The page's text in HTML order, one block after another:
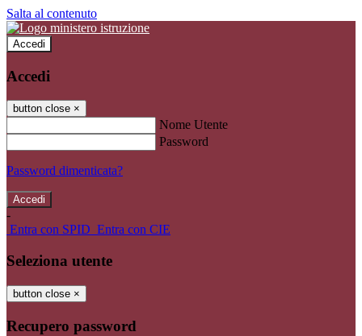
Salta al contenuto
Accedi
Accedi
button close ×
Nome Utente
Password
Password dimenticata?
-
Entra con SPID Entra con CIE
Seleziona utente
button close ×
Recupero password